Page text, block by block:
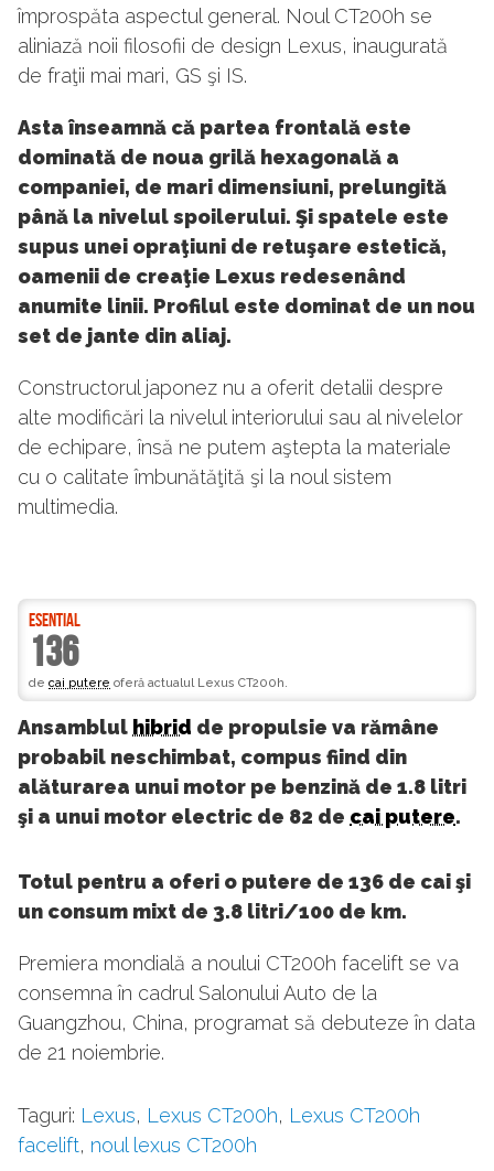
împrospăta aspectul general. Noul CT200h se
aliniază noii filosofii de design Lexus, inaugurată
de fraţii mai mari, GS şi IS.
Asta înseamnă că partea frontală este
dominată de noua grilă hexagonală a
companiei, de mari dimensiuni, prelungită
până la nivelul spoilerului. Şi spatele este
supus unei opraţiuni de retuşare estetică,
oamenii de creaţie Lexus redesenând
anumite linii. Profilul este dominat de un nou
set de jante din aliaj.
Constructorul japonez nu a oferit detalii despre
alte modificări la nivelul interiorului sau al nivelelor
de echipare, însă ne putem aştepta la materiale
cu o calitate îmbunătăţită şi la noul sistem
multimedia.
ESENTIAL
136
de cai putere oferă actualul Lexus CT200h.
Ansamblul hibrid de propulsie va rămâne
probabil neschimbat, compus fiind din
alăturarea unui motor pe benzină de 1.8 litri
şi a unui motor electric de 82 de cai putere.
Totul pentru a oferi o putere de 136 de cai şi
un consum mixt de 3.8 litri/100 de km.
Premiera mondială a noului CT200h facelift se va
consemna în cadrul Salonului Auto de la
Guangzhou, China, programat să debuteze în data
de 21 noiembrie.
Taguri: Lexus, Lexus CT200h, Lexus CT200h
facelift, noul lexus CT200h